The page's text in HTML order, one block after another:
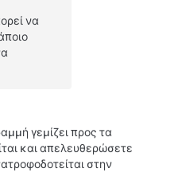
να
γεμίζει προς τα
και απελευθερώσετε
στην